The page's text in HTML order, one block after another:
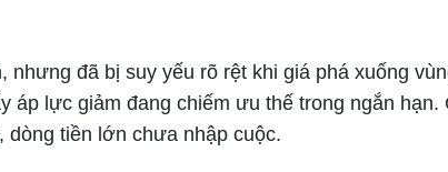
đã bị suy yếu rõ rệt khi giá phá xuống
áp lực giảm đang chiếm ưu thế trong ngắn
dòng tiền lớn chưa nhập cuộc.